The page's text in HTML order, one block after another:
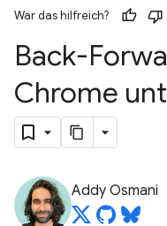
War das hilfreich?
Back-
Chrome
Addy Osmani